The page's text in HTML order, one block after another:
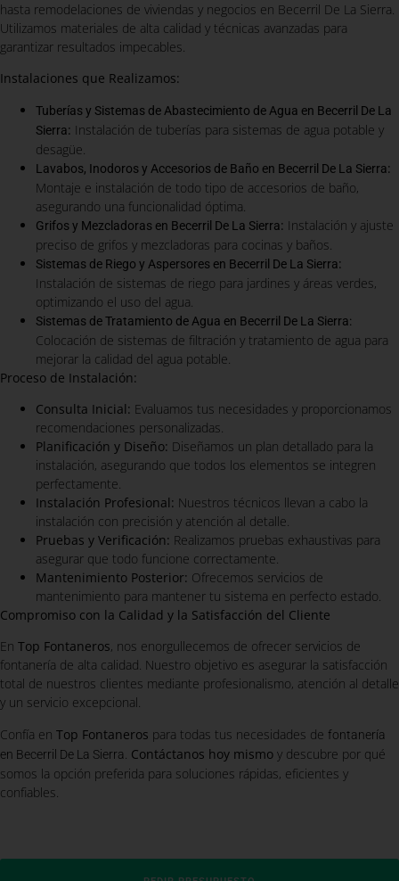
hasta remodelaciones de viviendas y negocios en Becerril De La Sierra.
Utilizamos materiales de alta calidad y técnicas avanzadas para
garantizar resultados impecables.
Instalaciones que Realizamos:
Tuberías y Sistemas de Abastecimiento de Agua en Becerril De La
Sierra: Instalación de tuberías para sistemas de agua potable y
desagüe.
Lavabos, Inodoros y Accesorios de Baño en Becerril De La Sierra:
Montaje e instalación de todo tipo de accesorios de baño,
asegurando una funcionalidad óptima.
Grifos y Mezcladoras en Becerril De La Sierra: Instalación y ajuste
preciso de grifos y mezcladoras para cocinas y baños.
Sistemas de Riego y Aspersores en Becerril De La Sierra:
Instalación de sistemas de riego para jardines y áreas verdes,
optimizando el uso del agua.
Sistemas de Tratamiento de Agua en Becerril De La Sierra:
Colocación de sistemas de filtración y tratamiento de agua para
mejorar la calidad del agua potable.
Proceso de Instalación:
Consulta Inicial: Evaluamos tus necesidades y proporcionamos
recomendaciones personalizadas.
Planificación y Diseño: Diseñamos un plan detallado para la
instalación, asegurando que todos los elementos se integren
perfectamente.
Instalación Profesional: Nuestros técnicos llevan a cabo la
instalación con precisión y atención al detalle.
Pruebas y Verificación: Realizamos pruebas exhaustivas para
asegurar que todo funcione correctamente.
Mantenimiento Posterior: Ofrecemos servicios de
mantenimiento para mantener tu sistema en perfecto estado.
Compromiso con la Calidad y la Satisfacción del Cliente
En Top Fontaneros, nos enorgullecemos de ofrecer servicios de
fontanería de alta calidad. Nuestro objetivo es asegurar la satisfacción
total de nuestros clientes mediante profesionalismo, atención al detalle
y un servicio excepcional.
Confía en Top Fontaneros para todas tus necesidades de fontanería
en Becerril De La Sierra. Contáctanos hoy mismo y descubre por qué
somos la opción preferida para soluciones rápidas, eficientes y
confiables.